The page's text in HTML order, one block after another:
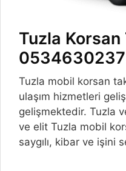
Tuzla Korsan
Tuzla mobil korsan
ulaşım hizmetleri
gelişmektedir. Tuzla
ve elit Tuzla mobil
saygılı, kibar ve işini